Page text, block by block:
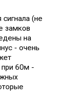
(не
замков
на
- очень
при 60м -